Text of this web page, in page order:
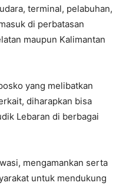
terminal, pelabuhan,
di perbatasan
maupun Kalimantan
yang melibatkan
diharapkan bisa
Lebaran di berbagai
mengamankan serta
untuk mendukung